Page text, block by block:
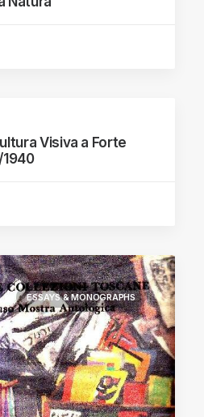
Visiva a Forte
ESSAYS & MONOGRAPHS